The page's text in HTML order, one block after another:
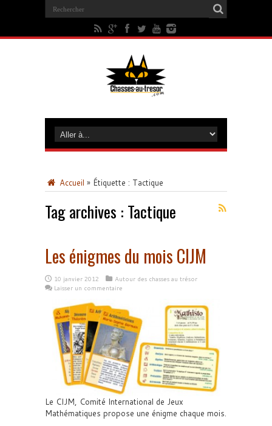
Accueil » Étiquette : Tactique
Tag archives : Tactique
Les énigmes du mois CIJM
10 janvier 2012
Autour des chasses au trésor
Laisser un commentaire
Le CIJM, Comité International de Jeux
Mathématiques propose une énigme chaque mois.